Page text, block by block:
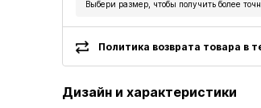
Выбери размер, чтобы получить более
Политика возврата товара в
Дизайн и характеристики